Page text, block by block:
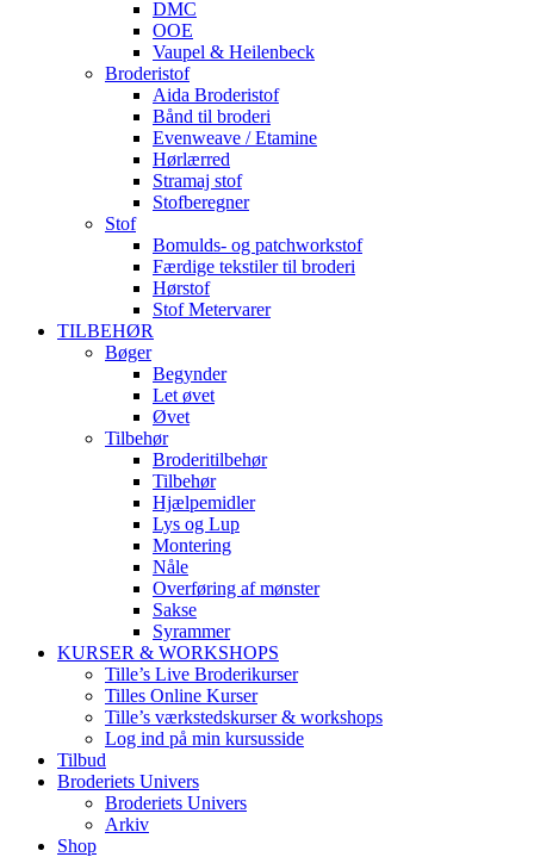
DMC
OOE
Vaupel & Heilenbeck
Broderistof
Aida Broderistof
Bånd til broderi
Evenweave / Etamine
Hørlærred
Stramaj stof
Stofberegner
Stof
Bomulds- og patchworkstof
Færdige tekstiler til broderi
Hørstof
Stof Metervarer
TILBEHØR
Bøger
Begynder
Let øvet
Øvet
Tilbehør
Broderitilbehør
Tilbehør
Hjælpemidler
Lys og Lup
Montering
Nåle
Overføring af mønster
Sakse
Syrammer
KURSER & WORKSHOPS
Tille’s Live Broderikurser
Tilles Online Kurser
Tille’s værkstedskurser & workshops
Log ind på min kursusside
Tilbud
Broderiets Univers
Broderiets Univers
Arkiv
Shop